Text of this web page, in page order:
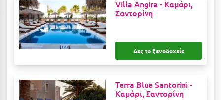
Ιωάννινα
Καβάλα
Καλάβρυτα
Καλαμάτα
Villa Angira - Καμάρι,
Σαντορίνη
Δες το ξενοδοχείο
Terra Blue Santorini -
Καμάρι, Σαντορίνη